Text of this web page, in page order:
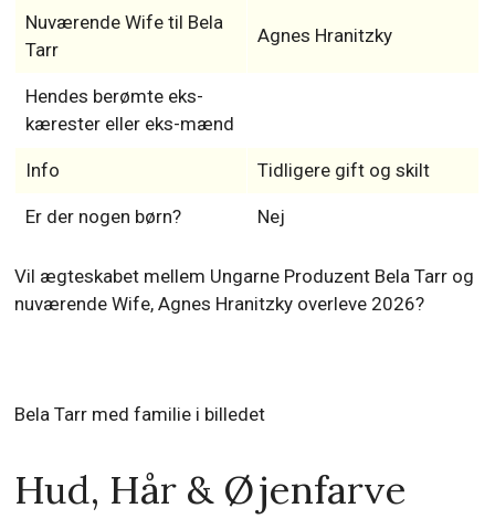
Nuværende Wife til Bela
Tarr
Agnes Hranitzky
Hendes berømte eks-
kærester eller eks-mænd
Info Tidligere gift og skilt
Er der nogen børn? Nej
Vil ægteskabet mellem Ungarne Produzent Bela Tarr og
nuværende Wife, Agnes Hranitzky overleve 2026?
Bela Tarr med familie i billedet
Hud, Hår & Øjenfarve